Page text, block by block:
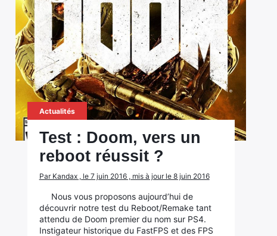
Actualités
Test : Doom, vers un
reboot réussit ?
Par Kandax , le 7 juin 2016 , mis à jour le 8 juin 2016
Nous vous proposons aujourd’hui de
découvrir notre test du Reboot/Remake tant
attendu de Doom premier du nom sur PS4.
Instigateur historique du FastFPS et des FPS